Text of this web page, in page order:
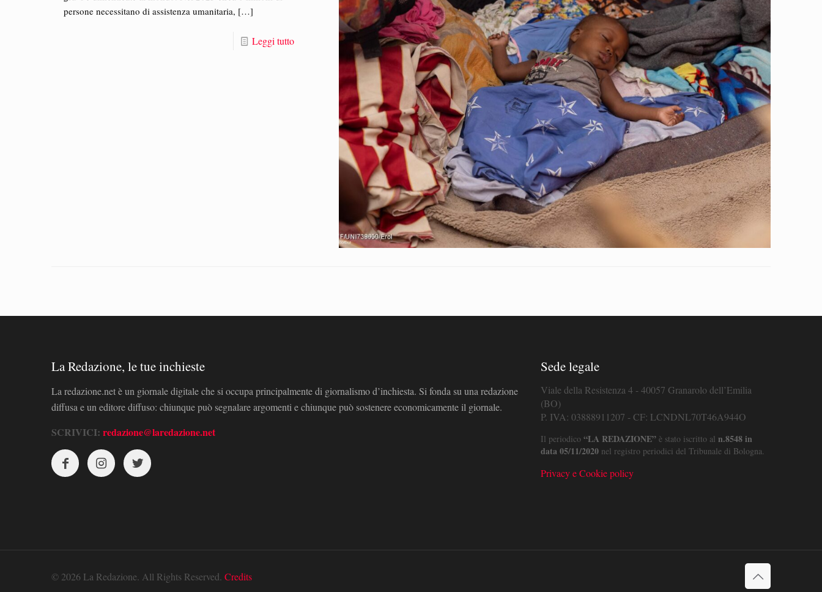
persone necessitano di assistenza umanitaria, […]
Leggi tutto
La Redazione, le tue inchieste
La redazione.net è un giornale digitale che si occupa principalmente di giornalismo d’inchiesta. Si fonda su una redazione
diffusa e un editore diffuso: chiunque può segnalare argomenti e chiunque può sostenere economicamente il giornale.
SCRIVICI: redazione@laredazione.net
Sede legale
Viale della Resistenza 4 - 40057 Granarolo dell’Emilia
(BO)
P. IVA: 03888911207 - CF: LCNDNL70T46A944O
Il periodico “LA REDAZIONE”è stato iscritto al n.8548 in
data 05/11/2020nel registro periodici del Tribunale di Bologna.
Privacy e Cookie policy
© 2026 La Redazione. All Rights Reserved. Credits